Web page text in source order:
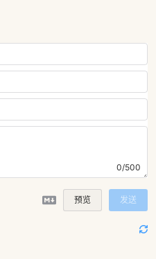
0/500
预览 发送